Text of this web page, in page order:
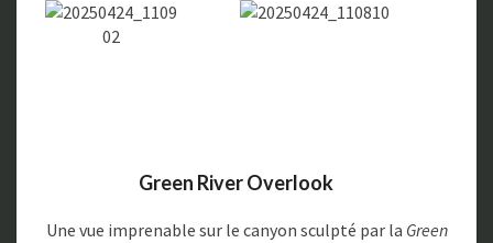
Green River Overlook
Une vue imprenable sur le canyon sculpté par la Green